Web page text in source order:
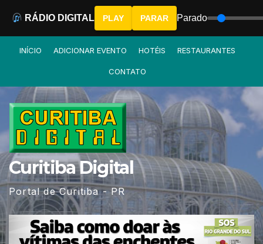
INÍCIO ADICIONAR EVENTO HOTÉIS RESTAURANTES
CONTATO
Curitiba Digital
Portal de Curitiba - PR
RÁDIO DIGITAL PLAY PARAR Parado